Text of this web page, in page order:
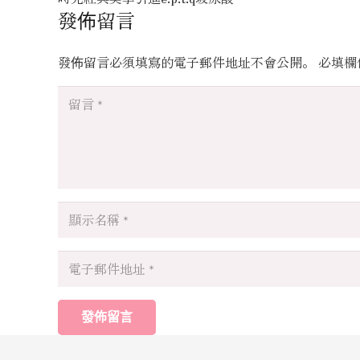
發佈留言
發佈留言必須填寫的電子郵件地址不會公開。 必填
發佈留言